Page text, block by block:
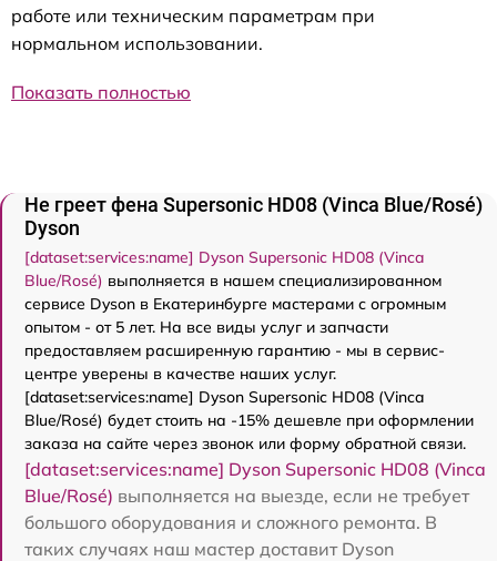
работе или техническим параметрам при
нормальном использовании.
Показать полностью
Не греет фена Supersonic HD08 (Vinca Blue/Rosé)
Dyson
[dataset:services:name] Dyson Supersonic HD08 (Vinca
Blue/Rosé) выполняется в нашем специализированном
сервисе Dyson в Екатеринбурге мастерами с огромным
опытом - от 5 лет. На все виды услуг и запчасти
предоставляем расширенную гарантию - мы в сервис-
центре уверены в качестве наших услуг.
[dataset:services:name] Dyson Supersonic HD08 (Vinca
Blue/Rosé) будет стоить на -15% дешевле при оформлении
заказа на сайте через звонок или форму обратной связи.
[dataset:services:name] Dyson Supersonic HD08 (Vinca
Blue/Rosé) выполняется на выезде, если не требует
большого оборудования и сложного ремонта. В
таких случаях наш мастер доставит Dyson